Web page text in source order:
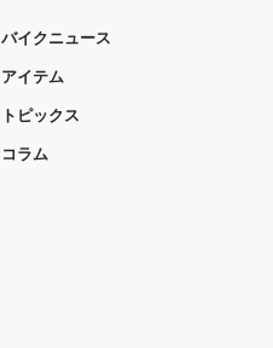
バイクニュース
アイテム
トピックス
コラム